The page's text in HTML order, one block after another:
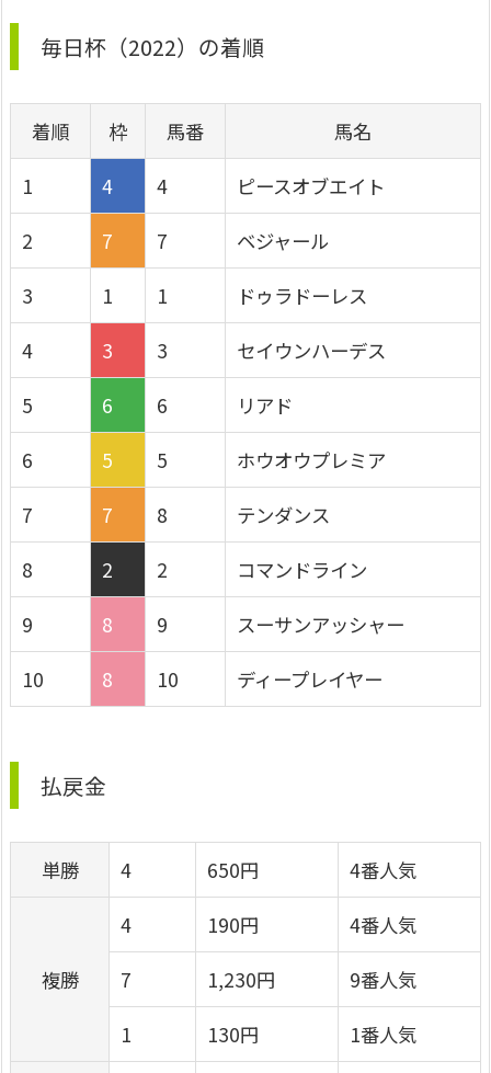
毎日杯（2022）の着順
着順 枠 馬番
馬名
1
4 4
ピースオブエイト
2
7 7
ベジャール
3
1 1
ドゥラドーレス
4
3 3
セイウンハーデス
5
6 6
リアド
6
5 5
ホウオウプレミア
7
7 8
テンダンス
8
2 2
コマンドライン
9
8 9
スーサンアッシャー
10
8 10 ディープレイヤー
払戻金
単勝 4 650円 4番人気
複勝
4 190円
4番人気
7
1,230円
9番人気
1
130円
1番人気